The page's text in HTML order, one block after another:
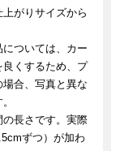
がりサイズから
ついては、カー
くするため、プ
合、写真と異な
長さです。実際
ずつ）が加わ